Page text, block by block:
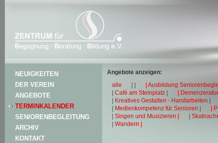
NEUIGKEITEN
DER VEREIN
ANGEBOTE
TERMINKALENDER
SENIORENBEGLEITUNG
ARCHIV
KONTAKT
Angebote anzeigen:
alle
| |
| Ausbildung
| Café am Steinplatz |
|
| Kreatives Gestalten - Handarbeiten |
| Medienkompetenz für Senioren |
|
| Singen und Musizieren |
|
| Wandern |